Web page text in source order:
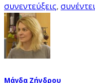
συνεντεύξεις,
Μάγδα Ζήνδρου